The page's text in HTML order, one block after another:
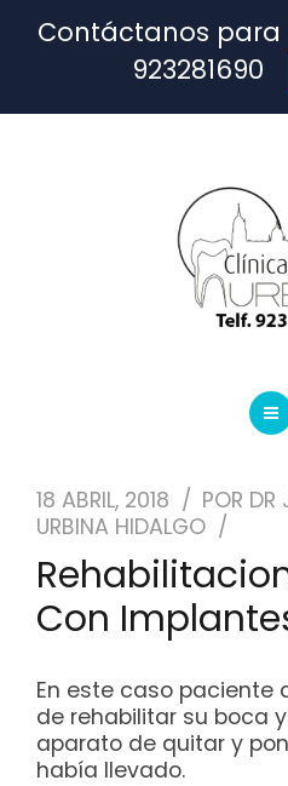
Contáctanos
923281690
TRATAMIENTOS
NUESTRO EQUIPO
CASOS REALES
SEGUROS DENTALES
BLOG
18 ABRIL, 2018 POR DR
URBINA HIDALGO
Con
En este caso paciente
de rehabilitar su boca
aparato de quitar y
había llevado.